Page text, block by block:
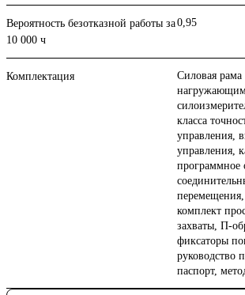
Вероятность безотказной работы за
10 000 ч
0,95
Комплектация
Cиловая
класса
управления,
управления,
программное
перемещения,
комплект
захваты, П-
фиксаторы
руководство
паспорт,